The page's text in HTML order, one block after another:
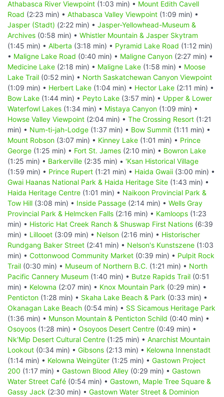
Athabasca River Viewpoint (1:03 min) • Mount Edith Cavell
Road (2:23 min) • Athabasca Valley Viewpoint (1:09 min) •
Jasper (Stadt) (2:22 min) • Jasper-Yellowhead-Museum &
Archives (0:58 min) • Whistler Mountain & Jasper Skytram
(1:45 min) • Alberta (3:18 min) • Pyramid Lake Road (1:12 min)
• Maligne Lake Road (0:40 min) • Maligne Canyon (2:27 min) •
Medicine Lake (2:18 min) • Maligne Lake (1:58 min) • Moose
Lake Trail (0:52 min) • North Saskatchewan Canyon Viewpoint
(1:09 min) • Herbert Lake (1:04 min) • Hector Lake (2:11 min) •
Bow Lake (1:44 min) • Peyto Lake (3:57 min) • Upper & Lower
Waterfowl Lakes (1:34 min) • Mistaya Canyon (1:09 min) •
Howse Valley Viewpoint (2:04 min) • The Crossing Resort (1:21
min) • Num-ti-jah-Lodge (1:37 min) • Bow Summit (1:11 min) •
Mount Robson (3:07 min) • Kinney Lake (1:01 min) • Prince
George (1:25 min) • Fort St. James (2:10 min) • Bowron Lake
(1:25 min) • Barkerville (2:35 min) • 'Ksan Historical Village
(1:59 min) • Prince Rupert (1:21 min) • Haida Gwaii (3:00 min) •
Gwai Haanas National Park & Haida Heritage Site (1:43 min) •
Haida Heritage Centre (1:01 min) • Naikoon Provincial Park &
Tow Hill (3:08 min) • Inside Passage (2:14 min) • Wells Gray
Provincial Park & Helmcken Falls (2:16 min) • Kamloops (1:23
min) • Historic Hat Creek Ranch & Shuswap First Nations (6:39
min) • Lillooet (3:09 min) • Nelson (2:16 min) • Historischer
Rundgang Baker Street (2:41 min) • Nelson's Kunstszene (1:03
min) • Cottonwood Community Market (0:39 min) • Pulpit Rock
Trail (0:30 min) • Museum of Northern B.C. (1:21 min) • North
Pacific Cannery Museum (1:40 min) • Butze Rapids Trail (0:51
min) • Kelowna (2:07 min) • Knox Mountain Park (0:29 min) •
Penticton (1:28 min) • Skaha Lake Beach & Park (0:33 min) •
Okanagan Lake Beach (0:54 min) • SS Sicamous Heritage Park
(1:36 min) • Munson Mountain & Penticton Schild (0:40 min) •
Osoyoos (1:28 min) • Osoyoos Desert Centre (0:49 min) •
Nk'Mip Desert Cultural Centre (1:25 min) • Anarchist Mountain
Lookout (0:34 min) • Gibsons (2:13 min) • Kelowna Innenstadt
(1:14 min) • Kelowna Weingüter (1:25 min) • Gastown Project
200 (1:17 min) • Gastown Blood Alley (0:29 min) • Gastown
Water Street Café (0:54 min) • Gastown, Maple Tree Square &
Gassy Jack (2:30 min) • Gastown Water Street & Dominion